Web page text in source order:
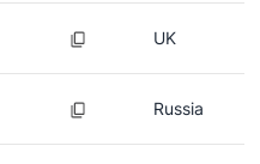
UK
Russia